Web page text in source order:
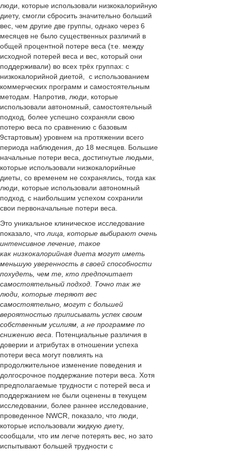
люди, которые использовали низкокалорийную
диету, смогли сбросить значительно больший
вес, чем другие две группы, однако через 6
месяцев не было существенных различий в
общей процентной потере веса (т.е. между
исходной потерей веса и вес, который они
поддерживали) во всех трёх группах: с
низкокалорийной диетой , с использованием
коммерческих программ и самостоятельным
методам. Напротив, люди, которые
использовали автономный, самостоятельный
подход, более успешно сохраняли свою
потерю веса по сравнению с базовым
9стартовым) уровнем на протяжении всего
периода наблюдения, до 18 месяцев. Большие
начальные потери веса, достигнутые людьми,
которые использовали низкокалорийные
диеты , со временем не сохранялись, тогда как
люди, которые использовали автономный
подход, с наибольшим успехом сохранили
свои первоначальные потери веса.
Это уникальное клиническое исследование
показало, что лица, которые выбирают очень
интенсивное лечение, такое
как низкокалорийная диета могут иметь
меньшую уверенность в своей способности
похудеть, чем те, кто предпочитает
самостоятельный подход. Точно так же
люди, которые теряют вес
самостоятельно, могут с большей
вероятностью приписывать успех своим
собственным усилиям, а не программе по
снижению веса . Потенциальные различия в
доверии и атрибутах в отношении успеха
потери веса могут повлиять на
продолжительное изменение поведения и
долгосрочное поддержание потери веса. Хотя
предполагаемые трудности с потерей веса и
поддержанием не были оценены в текущем
исследовании, более раннее исследование,
проведенное NWCR, показало, что люди,
которые использовали жидкую диету,
сообщали, что им легче потерять вес, но зато
испытывают большей трудности с